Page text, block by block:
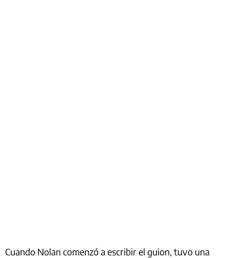
Cuando Nolan comenzó a escribir el guion, tuvo una